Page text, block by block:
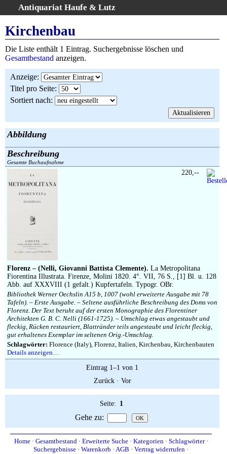
Antiquariat Haufe & Lutz
Home
Gesamtbestand
Kategorien
Schlagwörter
Suchergebnisse
AGB
Widerruf
Über uns
Aktuelle Kataloge
Kontakt
Ankauf
Impressum
Kirchenbau
Die Liste enthält 1 Eintrag. Suchergebnisse löschen und
Gesamtbestand anzeigen.
Anzeige:
Titel pro Seite:
Sortiert nach:
Abbildung
Beschreibung
Gesamte Buchaufnahme
Florenz – (Nelli, Giovanni Battista Clemente). La Metropolitana
Fiorentina Illustrata. Firenze, Molini 1820. 4°. VII, 76 S., [1] Bl. u. 128
Abb. auf XXXVIII (1 gefalt.) Kupfertafeln. Typogr. OBr.
Bibliothek Werner Oechslin A15 b, 1007 (wohl erweiterte Ausgabe mit 78
Tafeln). – Erste Ausgabe. – Seltene ausführliche Beschreibung des Doms von
Florenz. Der Text beruht auf der ersten Monographie des Florentiner
Architekten G. B. C. Nelli (1661-1725). – Umschlag etwas angestaubt und
fleckig, Rücken restauriert, Blattränder teils angestaubt und leicht fleckig,
gut erhaltenes Exemplar im seltenen Orig.-Umschlag.
Schlagwörter: Florence (Italy), Florenz, Italien, Kirchenbau, Kirchenbauten
Details anzeigen…
220,--
Eintrag 1–1 von 1
Zurück· Vor
Seite: 1
Gehe zu:
Home· Gesamtbestand· Erweiterte Suche· Kategorien· Schlagwörter·
Suchergebnisse · Warenkorb · AGB · Vertrag widerrufen ·